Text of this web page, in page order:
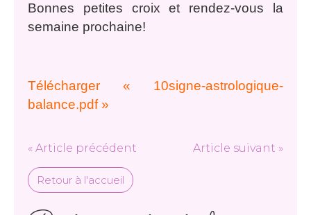
Bonnes petites croix et rendez-vous la
semaine prochaine!
Télécharger « 10signe-astrologique-
balance.pdf »
« Article précédent Article suivant »
Retour à l'accueil